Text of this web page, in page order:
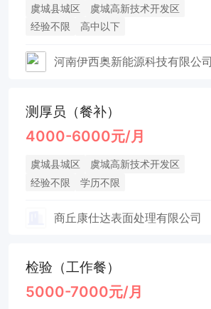
虞城县城区
虞城高新技术开发区
经验不限
高中以下
河南伊西奥新能源科技有限公司
测厚员（餐补）
4000-6000元/月
虞城县城区
虞城高新技术开发区
经验不限
学历不限
商丘康仕达表面处理有限公司
检验（工作餐）
5000-7000元/月